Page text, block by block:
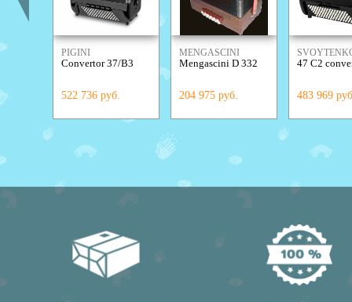
PIGINI
Convertor 37/B3
522 736 руб.
MENGASCINI
Mengascini D 332
204 975 руб.
47 C2
483 969